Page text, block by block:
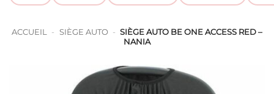
ACCUEIL - SIÈGE AUTO - SIÈGE AUTO BE ONE ACCESS RED –
NANIA